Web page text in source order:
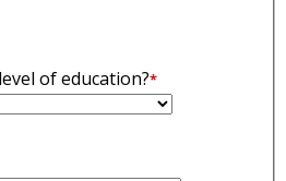
of education?*